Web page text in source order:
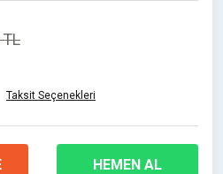
Taksit Seçenekleri
HEMEN AL